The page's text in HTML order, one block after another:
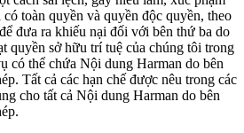
toàn quyền và quyền độc quyền, theo
đưa ra khiếu nại đối với bên thứ ba do
quyền sở hữu trí tuệ của chúng tôi trong
có thể chứa Nội dung Harman do bên
Tất cả các hạn chế được nêu trong các
cho tất cả Nội dung Harman do bên